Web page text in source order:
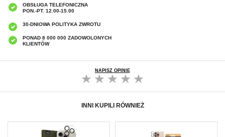
OBSŁUGA TELEFONICZNA
PON.-PT. 12.00-15.00
30-DNIOWA POLITYKA ZWROTU
PONAD 8 000 000 ZADOWOLONYCH
KLIENTÓW
NAPISZ OPINIĘ
INNI KUPILI RÓWNIEŻ